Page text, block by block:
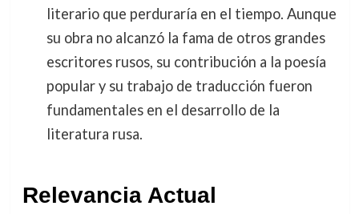
literario que perduraría en el tiempo. Aunque
su obra no alcanzó la fama de otros grandes
escritores rusos, su contribución a la poesía
popular y su trabajo de traducción fueron
fundamentales en el desarrollo de la
literatura rusa.
Relevancia Actual